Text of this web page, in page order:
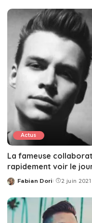
Actus
La fameuse
rapidement voir le
Posted
Fabian Dori 2 juin 2021